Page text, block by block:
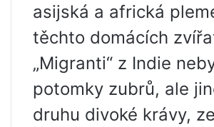
asijská a africká
těchto domácích
„Migranti“ z Indie
potomky zubrů, ale
druhu divoké krávy,